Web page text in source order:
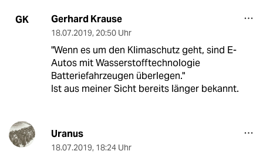
GK Gerhard Krause
18.07.2019, 20:50 Uhr
"Wenn es um den Klimaschutz geht, sind E-
Autos mit Wasserstofftechnologie
Batteriefahrzeugen überlegen."
Ist aus meiner Sicht bereits länger bekannt.
Uranus
18.07.2019, 18:24 Uhr